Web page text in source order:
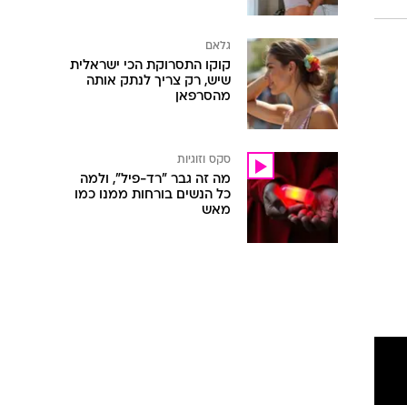
גלאם
קוקו התסרוקת הכי ישראלית
שיש, רק צריך לנתק אותה
מהסרפאן
סקס וזוגיות
מה זה גבר "רד-פיל", ולמה
כל הנשים בורחות ממנו כמו
מאש